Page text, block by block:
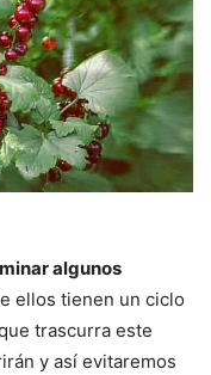
algunos
ellos tienen un ciclo
trascurra este
y así evitaremos